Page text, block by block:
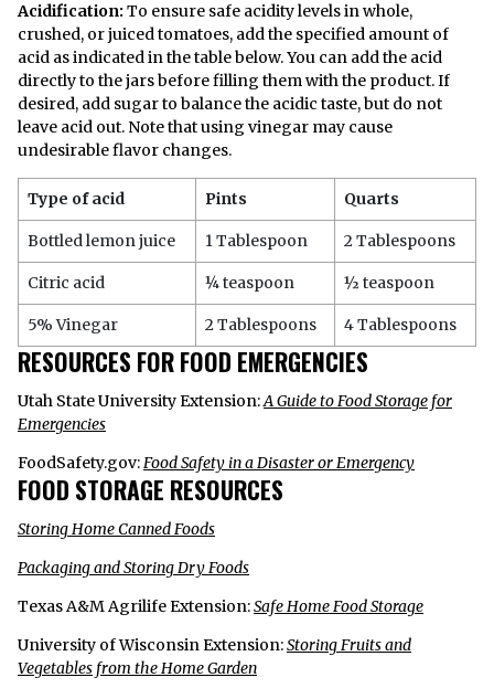
Acidification: To ensure safe acidity levels in whole,
crushed, or juiced tomatoes, add the specified amount of
acid as indicated in the table below. You can add the acid
directly to the jars before filling them with the product. If
desired, add sugar to balance the acidic taste, but do not
leave acid out. Note that using vinegar may cause
undesirable flavor changes.
Type of acid Pints Quarts
Bottled lemon juice 1 Tablespoon 2 Tablespoons
Citric acid ¼ teaspoon ½ teaspoon
5% Vinegar 2 Tablespoons 4 Tablespoons
RESOURCES FOR FOOD EMERGENCIES
Utah State University Extension:A Guide to Food Storage for
Emergencies
FoodSafety.gov:Food Safety in a Disaster or Emergency
FOOD STORAGE RESOURCES
Storing Home Canned Foods
Packaging and Storing Dry Foods
Texas A&M Agrilife Extension:Safe Home Food Storage
University of Wisconsin Extension:Storing Fruits and
Vegetables from the Home Garden